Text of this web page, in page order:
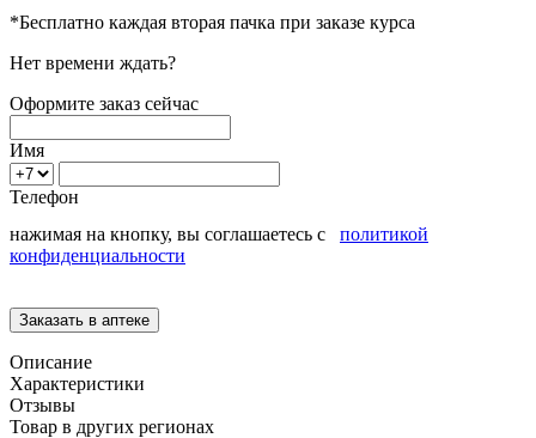
*Бесплатно каждая вторая пачка при заказе курса
Нет времени ждать?
Оформите заказ сейчас
Имя
Телефон
нажимая на кнопку, вы соглашаетесь с политикой
конфиденциальности
Описание
Характеристики
Отзывы
Товар в других регионах